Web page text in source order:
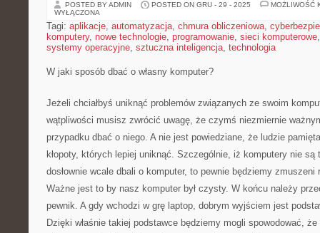
POSTED BY ADMIN POSTED ON GRU - 29 - 2025
MOŻLIWOŚĆ
WYŁĄCZONA
Tagi: aplikacje, automatyzacja, chmura obliczeniowa,
komputery, nowe technologie, programowanie, sieci komputerowe
systemy operacyjne, sztuczna inteligencja, technologia
W jaki sposób dbać o własny komputer?
Jeżeli chciałbyś uniknąć problemów związanych ze swoim
wątpliwości musisz zwrócić uwagę, że czymś niezmiernie
przypadku dbać o niego. A nie jest powiedziane, że ludzie
kłopoty, których lepiej uniknąć. Szczególnie, iż komputery nie
dosłownie wcale dbali o komputer, to pewnie będziemy
Ważne jest to by nasz komputer był czysty. W końcu należy
pewnik. A gdy wchodzi w grę laptop, dobrym wyjściem jest
Dzięki właśnie takiej podstawce będziemy mogli spowodować,